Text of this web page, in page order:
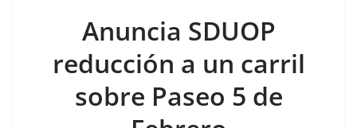
e
b
itt
er
ai
l
at
s
A
p
p
y
Li
n
e
gr
a
m
ar
e
Anuncia SDUOP
reducción a un carril
sobre Paseo 5 de